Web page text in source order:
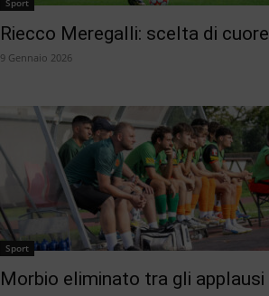
Sport
Riecco Meregalli: scelta di cuore
9 Gennaio 2026
Sport
Morbio eliminato tra gli applausi